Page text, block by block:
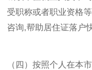
受职称或者职业资格
咨询,帮助居住证落户
（四）按照个人在本